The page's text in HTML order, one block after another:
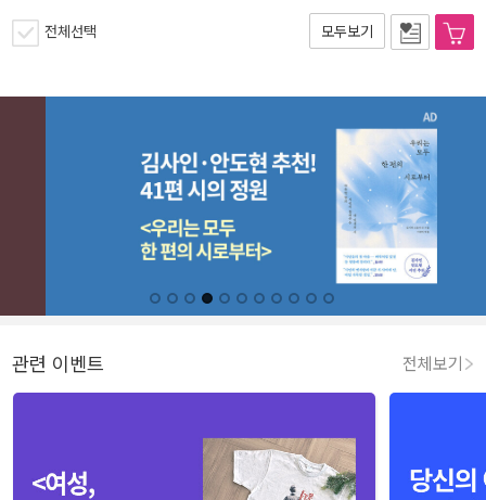
전체선택 모두보기
관련 이벤트 전체보기